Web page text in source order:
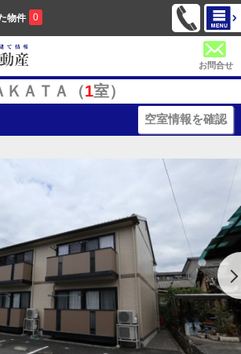
物件 0
お問合せ
ＫＡＴＡ（1室）
空室情報を確認